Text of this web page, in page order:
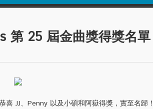
第 25 屆金曲獎得獎名
喜 JJ、Penny 以及小碩和阿嶽得獎，實至名歸